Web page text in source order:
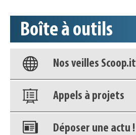
Boîte à outils
Base documentaire
Nos veilles Scoop.it
Appels à projets
Déposer une actu !